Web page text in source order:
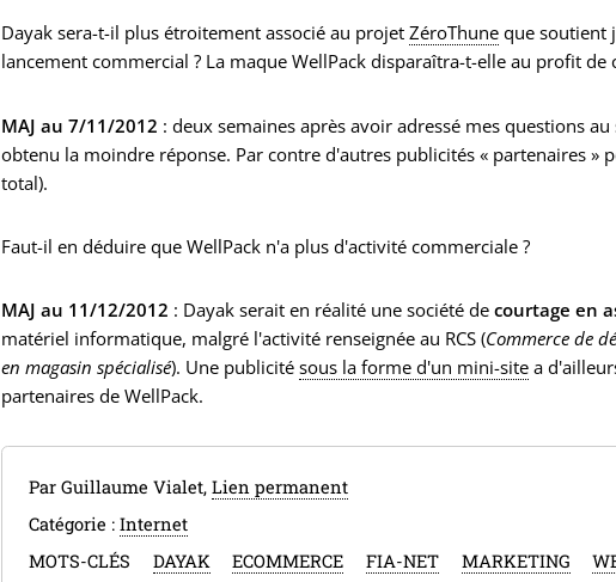
Dayak sera-t-il plus étroitement associé au projetZéroThune que soutient
lancement commercial ? La maque WellPack disparaîtra-t-elle au profit de
MAJ au 7/11/2012 : deux semaines après avoir adressé mes questions
obtenu la moindre réponse. Par contre d'autres publicités « partenaires »
total).
Faut-il en déduire que WellPack n'a plus d'activité commerciale ?
MAJ au 11/12/2012 : Dayak serait en réalité une société decourtage en
matériel informatique, malgré l'activité renseignée au RCS (Commerce de
en magasin spécialisé). Une publicitésous la forme d'un mini-site a
partenaires de WellPack.
Par Guillaume Vialet,Lien permanent
Catégorie :Internet
MOTS-CLÉS
DAYAK ECOMMERCE FIA-NET MARKETING